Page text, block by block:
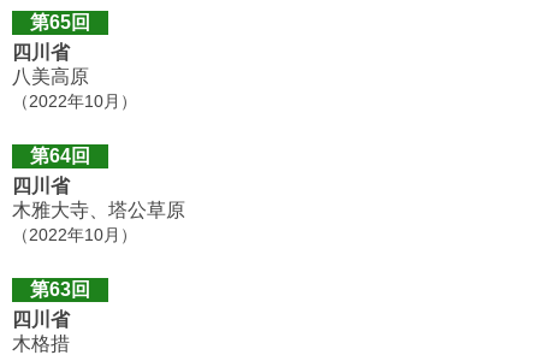
第65回
四川省
八美高原
（2022年10月）
第64回
四川省
木雅大寺、塔公草原
（2022年10月）
第63回
四川省
木格措